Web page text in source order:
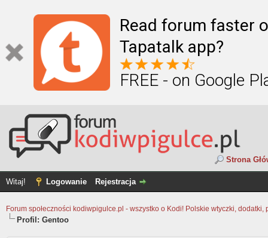
Read forum faster
Tapatalk app?
FREE - on Google
Strona
Witaj! Logowanie Rejestracja
Forum społeczności kodiwpigulce.pl - wszystko o Kodi! Polskie wtyczki, dodatki,
Profil: Gentoo